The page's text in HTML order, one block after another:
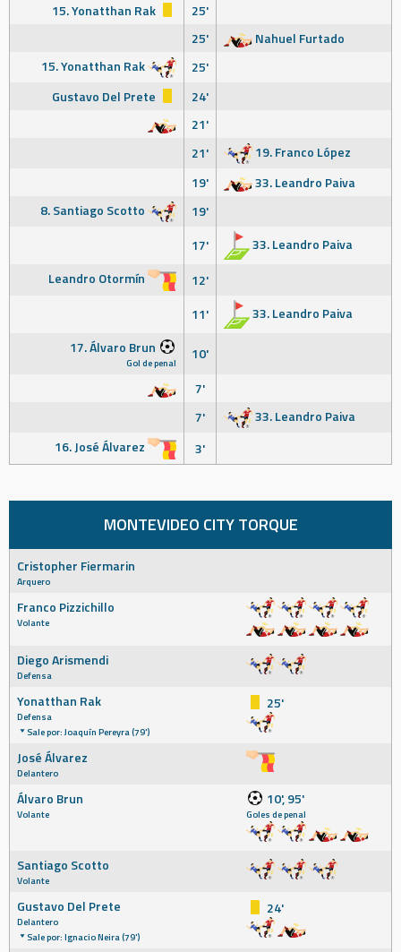
15. Yonatthan Rak
25'
25'
Nahuel Furtado
15. Yonatthan Rak
25'
Gustavo Del Prete
24'
21'
21'
19. Franco López
19'
33. Leandro Paiva
8. Santiago Scotto
19'
17'
33. Leandro Paiva
Leandro Otormín
12'
11'
33. Leandro Paiva
17. Álvaro Brun
Gol de penal
10'
7'
7'
33. Leandro Paiva
16. José Álvarez
3'
MONTEVIDEO CITY TORQUE
Cristopher Fiermarin
Arquero
Franco Pizzichillo
Volante
Diego Arismendi
Defensa
Yonatthan Rak
Defensa
Sale por: Joaquín Pereyra (79')
25'
José Álvarez
Delantero
Álvaro Brun
Volante
10', 95'
Goles de penal
Santiago Scotto
Volante
Gustavo Del Prete
Delantero
Sale por: Ignacio Neira (79')
24'